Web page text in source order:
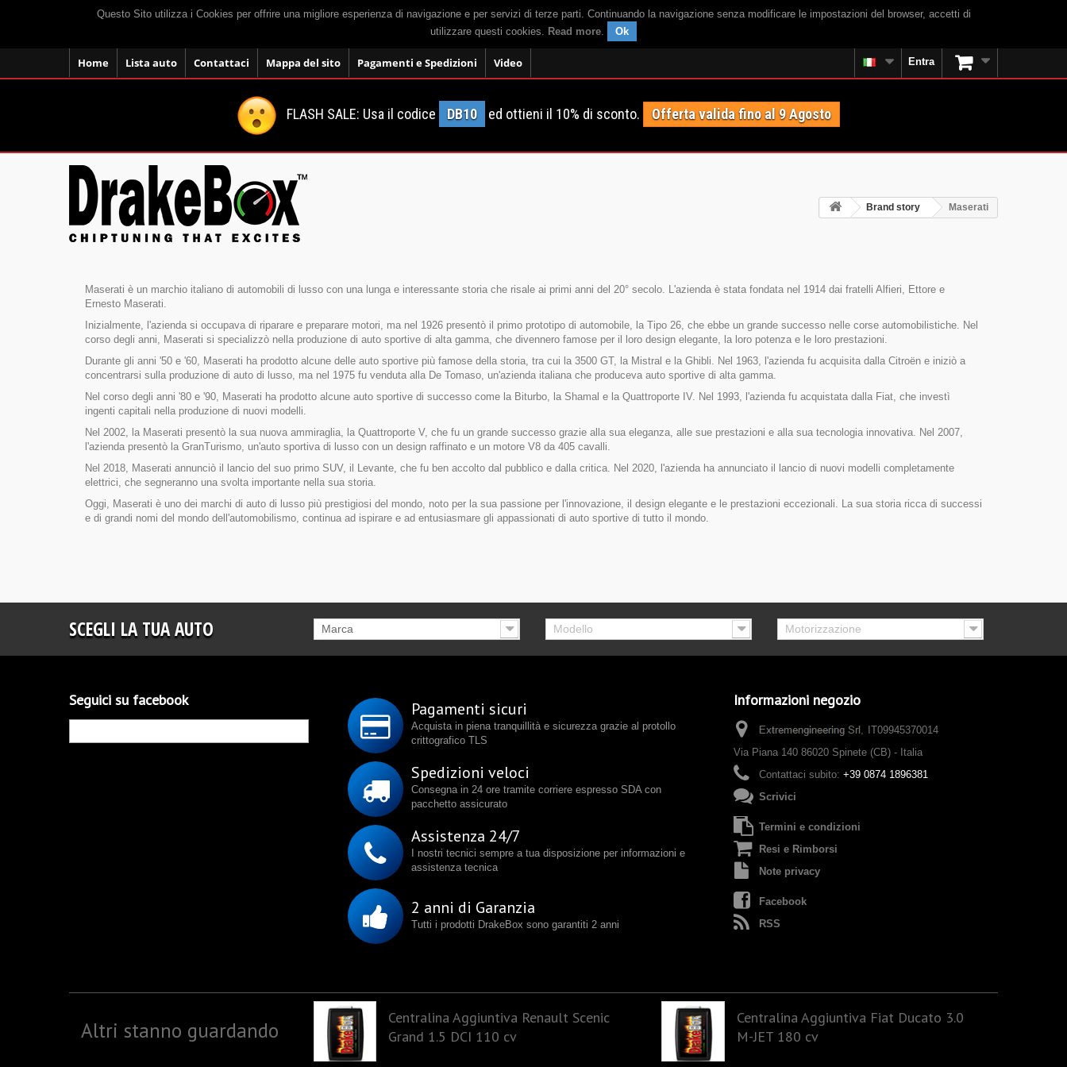
Questo Sito utilizza i Cookies per offrire una migliore esperienza di navigazione e per servizi di terze parti. Continuando la navigazione senza modificare le impostazioni del browser, accetti di
utilizzare questi cookies. Read more. Ok
Home Lista auto Contattaci Mappa del sito Pagamenti e Spedizioni Video Entra
FLASH SALE: Usa il codice DB10 ed ottieni il 10% di sconto. Offerta valida fino al 9 Agosto
Brand story Maserati
Maserati è un marchio italiano di automobili di lusso con una lunga e interessante storia che risale ai primi anni del 20° secolo. L'azienda è stata fondata nel 1914 dai fratelli Alfieri, Ettore e
Ernesto Maserati.
Inizialmente, l'azienda si occupava di riparare e preparare motori, ma nel 1926 presentò il primo prototipo di automobile, la Tipo 26, che ebbe un grande successo nelle corse automobilistiche. Nel
corso degli anni, Maserati si specializzò nella produzione di auto sportive di alta gamma, che divennero famose per il loro design elegante, la loro potenza e le loro prestazioni.
Durante gli anni '50 e '60, Maserati ha prodotto alcune delle auto sportive più famose della storia, tra cui la 3500 GT, la Mistral e la Ghibli. Nel 1963, l'azienda fu acquisita dalla Citroën e iniziò a
concentrarsi sulla produzione di auto di lusso, ma nel 1975 fu venduta alla De Tomaso, un'azienda italiana che produceva auto sportive di alta gamma.
Nel corso degli anni '80 e '90, Maserati ha prodotto alcune auto sportive di successo come la Biturbo, la Shamal e la Quattroporte IV. Nel 1993, l'azienda fu acquistata dalla Fiat, che investì
ingenti capitali nella produzione di nuovi modelli.
Nel 2002, la Maserati presentò la sua nuova ammiraglia, la Quattroporte V, che fu un grande successo grazie alla sua eleganza, alle sue prestazioni e alla sua tecnologia innovativa. Nel 2007,
l'azienda presentò la GranTurismo, un'auto sportiva di lusso con un design raffinato e un motore V8 da 405 cavalli.
Nel 2018, Maserati annunciò il lancio del suo primo SUV, il Levante, che fu ben accolto dal pubblico e dalla critica. Nel 2020, l'azienda ha annunciato il lancio di nuovi modelli completamente
elettrici, che segneranno una svolta importante nella sua storia.
Oggi, Maserati è uno dei marchi di auto di lusso più prestigiosi del mondo, noto per la sua passione per l'innovazione, il design elegante e le prestazioni eccezionali. La sua storia ricca di successi
e di grandi nomi del mondo dell'automobilismo, continua ad ispirare e ad entusiasmare gli appassionati di auto sportive di tutto il mondo.
SCEGLI LA TUA AUTO Marca Modello Motorizzazione
Seguici su facebook Pagamenti sicuri
Acquista in piena tranquillità e sicurezza grazie al protollo
crittografico TLS
Spedizioni veloci
Consegna in 24 ore tramite corriere espresso SDA con
pacchetto assicurato
Assistenza 24/7
I nostri tecnici sempre a tua disposizione per informazioni e
assistenza tecnica
2 anni di Garanzia
Tutti i prodotti DrakeBox sono garantiti 2 anni
Informazioni negozio
IT09945370014
Via Piana 140 86020 Spinete (CB) - Italia
Contattaci subito: +39 0874 1896381
Scrivici
Termini e condizioni
Resi e Rimborsi
Note privacy
Facebook
RSS
Altri stanno guardando
Centralina Aggiuntiva Renault Scenic
Grand 1.5 DCI 110 cv
Centralina Aggiuntiva Fiat Ducato 3.0
M-JET 180 cv